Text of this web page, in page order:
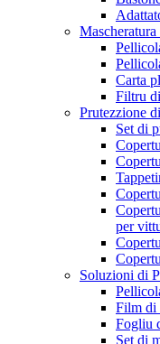
Carta
Filtru
Prutezzione
Set di
per
Soluzioni di
Film di
Fogliu
Set di